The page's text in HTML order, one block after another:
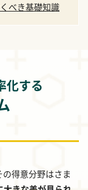
べき基礎知識
化する
得意分野はさま